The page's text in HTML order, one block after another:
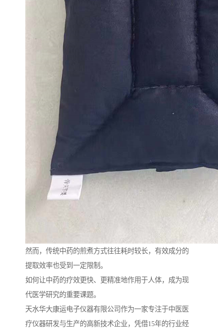
然而，传统中药的煎煮方式往往耗时较长，有效成分的
提取效率也受到一定限制。
如何让中药的疗效更快、更精准地作用于人体，成为现
代医学研究的重要课题。
天水华大康运电子仪器有限公司作为一家专注于中医医
疗仪器研发与生产的高新技术企业，凭借15年的行业经